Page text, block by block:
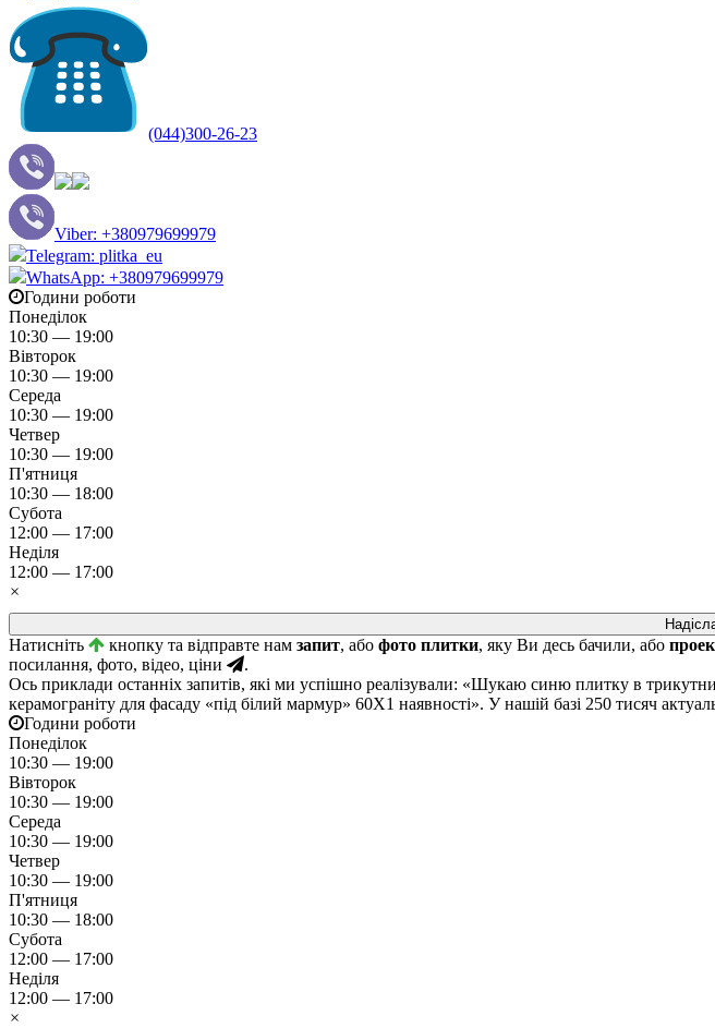
(044)300-26-23
Viber: +380979699979
Telegram: plitka_eu
WhatsApp: +380979699979
Години роботи
Понеділок
10:30 — 19:00
Вівторок
10:30 — 19:00
Середа
10:30 — 19:00
Четвер
10:30 — 19:00
П'ятниця
10:30 — 18:00
Субота
12:00 — 17:00
Неділя
12:00 — 17:00
×
Натисніть кнопку та відправте нам запит, або фото плитки, яку Ви десь бачили, або
посилання, фото, відео, ціни
.
Ось приклади останніх запитів, які ми успішно реалізували: «Шукаю синю плитку в
керамограніту для фасаду «під білий мармур» 60Х1 наявності». У нашій базі 250 тисяч
Години роботи
Понеділок
10:30 — 19:00
Вівторок
10:30 — 19:00
Середа
10:30 — 19:00
Четвер
10:30 — 19:00
П'ятниця
10:30 — 18:00
Субота
12:00 — 17:00
Неділя
12:00 — 17:00
×